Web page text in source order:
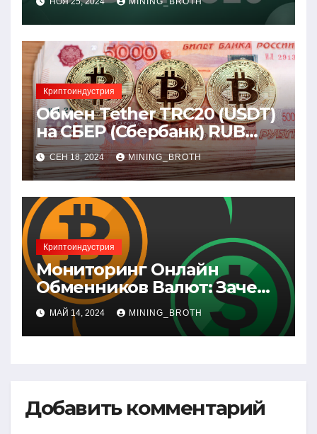
Криптоиндустрия
Обмен Tether TRC20 (USDT)
на СБЕР (Сбербанк) RUB
(рубли)
СЕН 18, 2024 MINING_BROTH
Криптоиндустрия
Мониторинг Онлайн
Обменников Валют: Зачем
Это Нужно и Как Выбрать
Лучший Сервис
МАЙ 14, 2024 MINING_BROTH
Добавить комментарий